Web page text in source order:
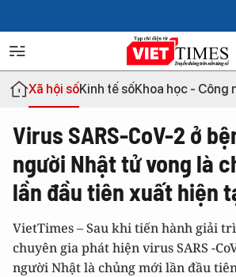
Xã hội sốKinh tế sốKhoa học - Công
Virus SARS-CoV-2 ở
người Nhật tử vong là
lần đầu tiên xuất hiện
VietTimes – Sau khi tiến hành giải
chuyên gia phát hiện virus SARS -
người Nhật là chủng mới lần đầu